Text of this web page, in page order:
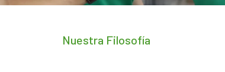
Nuestra Filosofía